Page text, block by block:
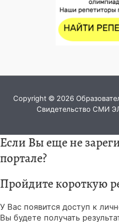
Copyright © 2026
Свидетельство СМИ
Если Вы еще не
портале?
Пройдите короткую
У Вас появится доступ к
Вы будете получать